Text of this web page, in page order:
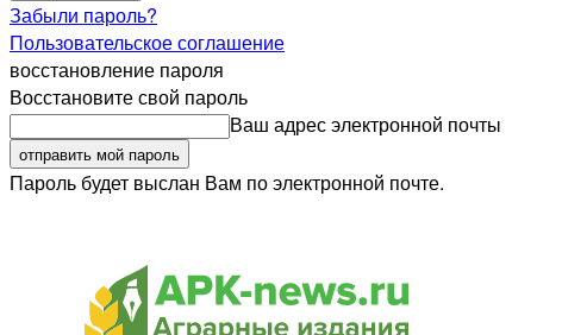
Забыли пароль?
Пользовательское соглашение
восстановление пароля
Восстановите свой пароль
Ваш адрес электронной почты
Пароль будет выслан Вам по электронной почте.